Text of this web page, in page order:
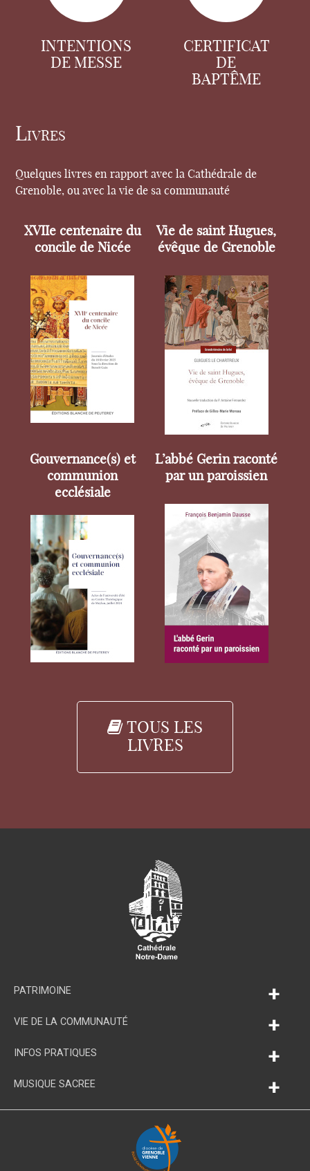
INTENTIONS
DE MESSE
CERTIFICAT
DE
BAPTÊME
Livres
Quelques livres en rapport avec la Cathédrale de
Grenoble, ou avec la vie de sa communauté
XVIIe centenaire du
concile de Nicée
Vie de saint Hugues,
évêque de Grenoble
Gouvernance(s) et
communion
ecclésiale
L’abbé Gerin raconté
par un paroissien
TOUS LES
LIVRES
PATRIMOINE +
VIE DE LA COMMUNAUTÉ +
INFOS PRATIQUES +
MUSIQUE SACREE +